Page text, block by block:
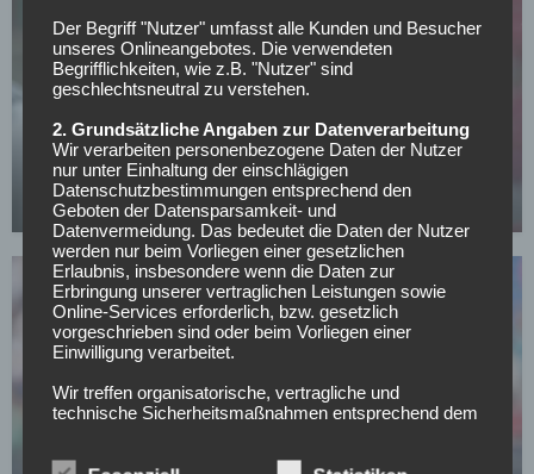
All or Nothing: Hearts & Schwolow greifen nach
der Krone
15.05.2026
FC SCHALKE 04
Vereinslegende
Der Begriff "Nutzer" umfasst alle Kunden und Besucher
unseres Onlineangebotes. Die verwendeten
Begrifflichkeiten, wie z.B. "Nutzer" sind
geschlechtsneutral zu verstehen.
2. Grundsätzliche Angaben zur Datenverarbeitung
Wir verarbeiten personenbezogene Daten der Nutzer
nur unter Einhaltung der einschlägigen
Datenschutzbestimmungen entsprechend den
Geboten der Datensparsamkeit- und
Datenvermeidung. Das bedeutet die Daten der Nutzer
werden nur beim Vorliegen einer gesetzlichen
Erlaubnis, insbesondere wenn die Daten zur
Erbringung unserer vertraglichen Leistungen sowie
Online-Services erforderlich, bzw. gesetzlich
vorgeschrieben sind oder beim Vorliegen einer
Einwilligung verarbeitet.
Wir treffen organisatorische, vertragliche und
technische Sicherheitsmaßnahmen entsprechend dem